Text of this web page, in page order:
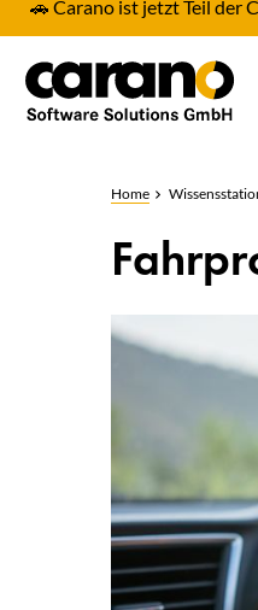
🚗 Carano ist jetzt Teil der
Home